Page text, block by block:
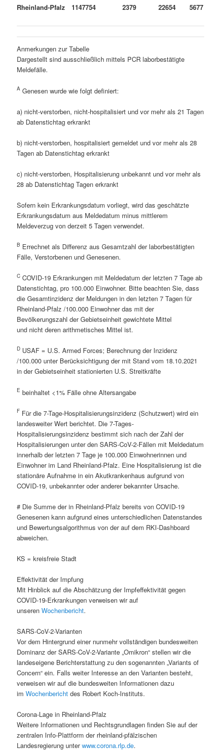
Rheinland-Pfalz 1147754 2379 22654 5677
Anmerkungen zur Tabelle
Dargestellt sind ausschließlich mittels PCR laborbestätigte
Meldefälle.
A Genesen wurde wie folgt definiert:
a) nicht-verstorben, nicht-hospitalisiert und vor mehr als 21 Tagen
ab Datenstichtag erkrankt
b) nicht-verstorben, hospitalisiert gemeldet und vor mehr als 28
Tagen ab Datenstichtag erkrankt
c) nicht-verstorben, Hospitalisierung unbekannt und vor mehr als
28 ab Datenstichtag Tagen erkrankt
Sofern kein Erkrankungsdatum vorliegt, wird das geschätzte
Erkrankungsdatum aus Meldedatum minus mittlerem
Meldeverzug von derzeit 5 Tagen verwendet.
B Errechnet als Differenz aus Gesamtzahl der laborbestätigten
Fälle, Verstorbenen und Genesenen.
C COVID-19 Erkrankungen mit Meldedatum der letzten 7 Tage ab
Datenstichtag, pro 100.000 Einwohner. Bitte beachten Sie, dass
die Gesamtinzidenz der Meldungen in den letzten 7 Tagen für
Rheinland-Pfalz /100.000 Einwohner das mit der
Bevölkerungszahl der Gebietseinheit gewichtete Mittel
und nicht deren arithmetisches Mittel ist.
D USAF = U.S. Armed Forces; Berechnung der Inzidenz
/100.000 unter Berücksichtigung der mit Stand vom 18.10.2021
in der Gebietseinheit stationierten U.S. Streitkräfte
E beinhaltet <1% Fälle ohne Altersangabe
F Für die 7-Tage-Hospitalisierungsinzidenz (Schutzwert) wird ein
landesweiter Wert berichtet. Die 7-Tages-
Hospitalisierungsinzidenz bestimmt sich nach der Zahl der
Hospitalisierungen unter den SARS-CoV-2-Fällen mit Meldedatum
innerhalb der letzten 7 Tage je 100.000 Einwohnerinnen und
Einwohner im Land Rheinland-Pfalz. Eine Hospitalisierung ist die
stationäre Aufnahme in ein Akutkrankenhaus aufgrund von
COVID-19, unbekannter oder anderer bekannter Ursache.
# Die Summe der in Rheinland-Pfalz bereits von COVID-19
Genesenen kann aufgrund eines unterschiedlichen Datenstandes
und Bewertungsalgorithmus von der auf dem RKI-Dashboard
abweichen.
KS = kreisfreie Stadt
Effektivität der Impfung
Mit Hinblick auf die Abschätzung der Impfeffektivität gegen
COVID-19-Erkrankungen verweisen wir auf
unserenWochenbericht.
SARS-CoV-2-Varianten
Vor dem Hintergrund einer nunmehr vollständigen bundesweiten
Dominanz der SARS-CoV-2-Variante „Omikron“ stellen wir die
landeseigene Berichterstattung zu den sogenannten „Variants of
Concern“ ein. Falls weiter Interesse an den Varianten besteht,
verweisen wir auf die bundesweiten Informationen dazu
imWochenbericht des Robert Koch-Instituts.
Corona-Lage in Rheinland-Pfalz
Weitere Informationen und Rechtsgrundlagen finden Sie auf der
zentralen Info-Plattform der rheinland-pfälzischen
Landesregierung unterwww.corona.rlp.de.